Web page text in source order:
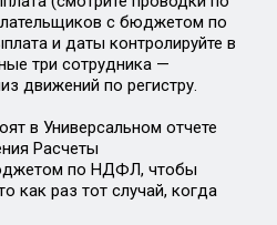
с бюджетом по
и даты контролируйте в
три сотрудника —
движений по регистру.
в Универсальном отчете
Расчеты
по НДФЛ, чтобы
как раз тот случай, когда